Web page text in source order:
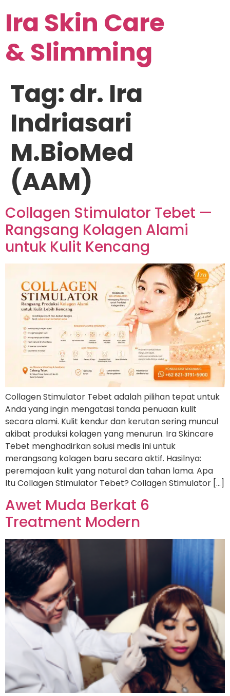
Ira Skin Care
& Slimming
Tag:dr. Ira
Indriasari
M.BioMed
(AAM)
Collagen Stimulator Tebet —
Rangsang Kolagen Alami
untuk Kulit Kencang
Collagen Stimulator Tebet adalah pilihan tepat untuk
Anda yang ingin mengatasi tanda penuaan kulit
secara alami. Kulit kendur dan kerutan sering muncul
akibat produksi kolagen yang menurun. Ira Skincare
Tebet menghadirkan solusi medis ini untuk
merangsang kolagen baru secara aktif. Hasilnya:
peremajaan kulit yang natural dan tahan lama. Apa
Itu Collagen Stimulator Tebet? Collagen Stimulator […]
Awet Muda Berkat 6
Treatment Modern